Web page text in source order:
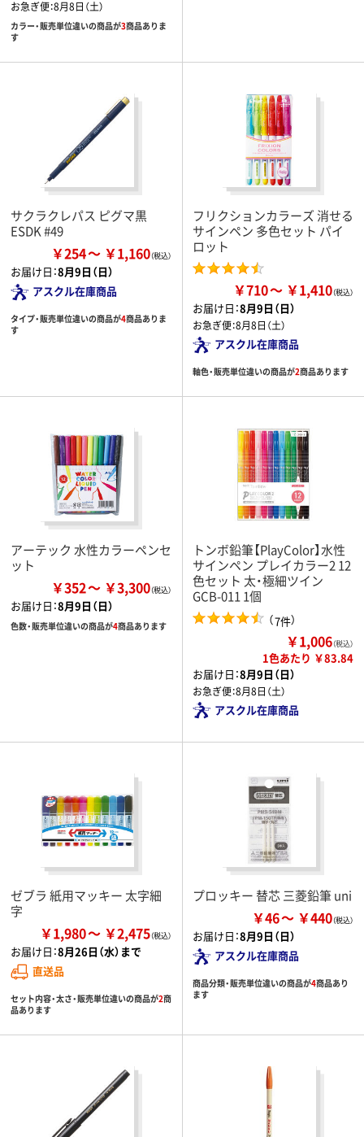
お急ぎ便：8月8日（土）
カラー・販売単位違いの商品が3商品ありま
す
サクラクレパス ピグマ黒
ESDK #49
￥254 ￥1,160
お届け日：8月9日（日）
アスクル在庫商品
タイプ・販売単位違いの商品が4商品ありま
す
フリクションカラーズ 消せる
サインペン 多色セット パイ
ロット
￥710 ￥1,410
お届け日：8月9日（日）
お急ぎ便：8月8日（土）
アスクル在庫商品
軸色・販売単位違いの商品が2商品あります
アーテック 水性カラーペンセ
ット
￥352 ￥3,300
お届け日：8月9日（日）
色数・販売単位違いの商品が4商品あります
トンボ鉛筆【PlayColor】水性
サインペン プレイカラー2 12
色セット 太・極細ツイン
GCB-011 1個
（7件）
￥1,006（税込）
1色あたり ￥83.84
お届け日：8月9日（日）
お急ぎ便：8月8日（土）
アスクル在庫商品
ゼブラ 紙用マッキー 太字細
字
￥1,980 ￥2,475
お届け日：8月26日（水）まで
直送品
セット内容・太さ・販売単位違いの商品が2商
品あります
プロッキー 替芯 三菱鉛筆 uni
￥46 ￥440
お届け日：8月9日（日）
アスクル在庫商品
商品分類・販売単位違いの商品が4商品あり
ます